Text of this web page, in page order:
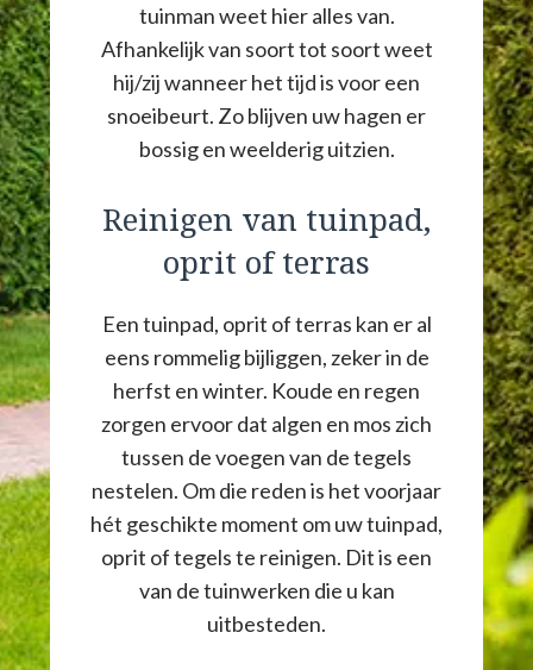
tuinman weet hier alles van.
Afhankelijk van soort tot soort weet
hij/zij wanneer het tijd is voor een
snoeibeurt. Zo blijven uw hagen er
bossig en weelderig uitzien.
Reinigen van tuinpad,
oprit of terras
Een tuinpad, oprit of terras kan er al
eens rommelig bijliggen, zeker in de
herfst en winter. Koude en regen
zorgen ervoor dat algen en mos zich
tussen de voegen van de tegels
nestelen. Om die reden is het voorjaar
hét geschikte moment om uw tuinpad,
oprit of tegels te reinigen. Dit is een
van de tuinwerken die u kan
uitbesteden.